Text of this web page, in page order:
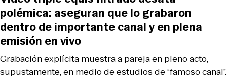
Grabación explícita muestra a pareja en pleno acto,
supustamente, en medio de estudios de “famoso canal”.
polémica: aseguran que lo grabaron
dentro de importante canal y en plena
emisión en vivo